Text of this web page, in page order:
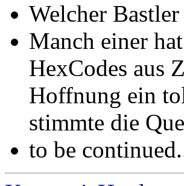
Welcher
Manch einer
HexCodes aus
Hoffnung ein
stimmte die
to be